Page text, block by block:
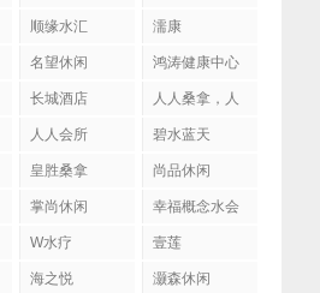
顺缘水汇 濡康
名望休闲 鸿涛健康中心
长城酒店
人人桑拿，人
人人会所 碧水蓝天
皇胜桑拿 尚品休闲
掌尚休闲 幸福概念水会
W水疗 壹莲
海之悦 灏森休闲